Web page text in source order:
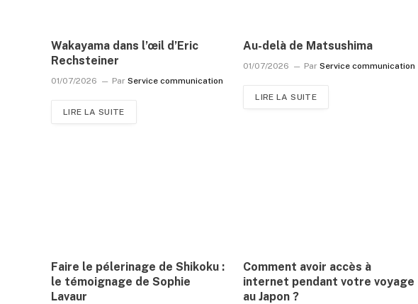
Wakayama dans l’œil d’Eric
Rechsteiner
01/07/2026 Par Service communication
LIRE LA SUITE
Au-delà de Matsushima
01/07/2026 Par Service communication
LIRE LA SUITE
Faire le pélerinage de Shikoku :
le témoignage de Sophie
Lavaur
Comment avoir accès à
internet pendant votre voyage
au Japon ?